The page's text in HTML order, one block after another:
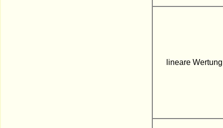
lineare Wertung